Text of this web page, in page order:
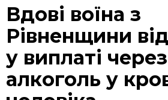
Вдові воїна з
Рівненщини
у виплаті через
алкоголь у